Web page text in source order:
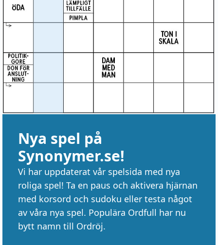
Nya spel på
Synonymer.se!
Vi har uppdaterat vår spelsida med nya
roliga spel! Ta en paus och aktivera hjärnan
med korsord och sudoku eller testa något
av våra nya spel. Populära Ordfull har nu
bytt namn till Ordröj.